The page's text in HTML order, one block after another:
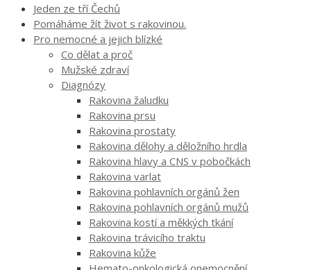
Jeden ze tří Čechů
Pomáháme žít život s rakovinou.
Pro nemocné a jejich blízké
Co dělat a proč
Mužské zdraví
Diagnózy
Rakovina žaludku
Rakovina prsu
Rakovina prostaty
Rakovina dělohy a děložního hrdla
Rakovina hlavy a CNS v pobočkách
Rakovina varlat
Rakovina pohlavních orgánů žen
Rakovina pohlavních orgánů mužů
Rakovina kostí a měkkých tkání
Rakovina trávicího traktu
Rakovina kůže